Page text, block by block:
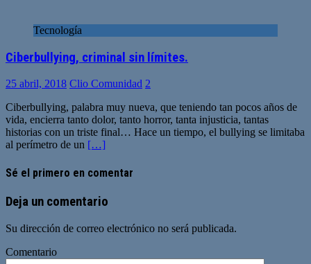
Tecnología
Ciberbullying, criminal sin límites.
25 abril, 2018 Clio Comunidad 2
Ciberbullying, palabra muy nueva, que teniendo tan pocos años de
vida, encierra tanto dolor, tanto horror, tanta injusticia, tantas
historias con un triste final… Hace un tiempo, el bullying se limitaba
al perímetro de un […]
Sé el primero en comentar
Deja un comentario
Su dirección de correo electrónico no será publicada.
Comentario